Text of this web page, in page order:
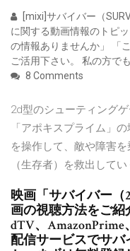
[mixi]サバイバー（
に関する動画情報のトピ
の情報ありませんか」 「
ご活用下さい。 私の方で
8 Comments
2d型のシューティング
「アポキスプライム」
を操作して、敵や障害
（生存者）を救出してい
映画「サバイバー（
画の視聴方法をご紹
dTV、
配信サービスでサバ